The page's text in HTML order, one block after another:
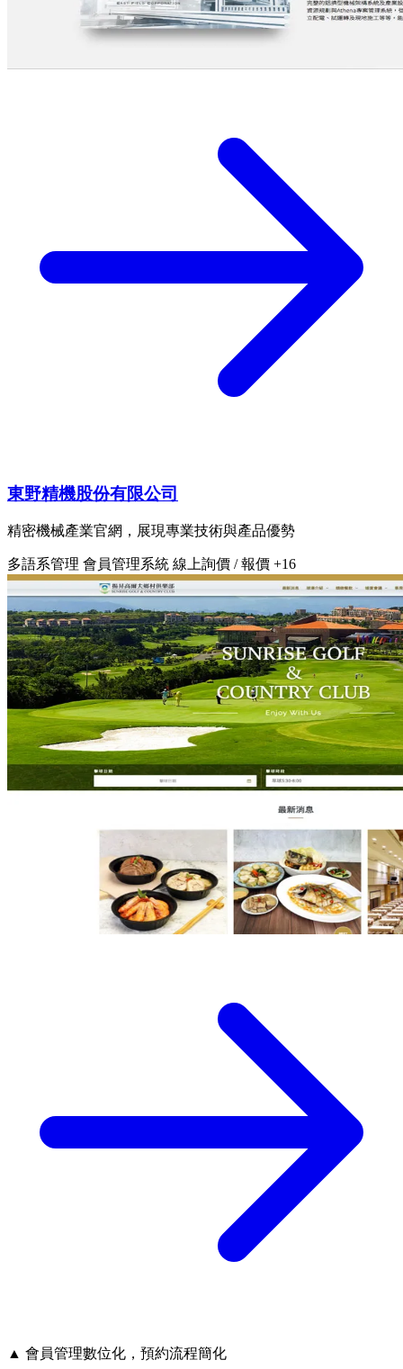
東野精機股份有限公司
精密機械產業官網，展現專業技術與產品優勢
多語系管理 會員管理系統 線上詢價 / 報價 +16
▲ 會員管理數位化，預約流程簡化